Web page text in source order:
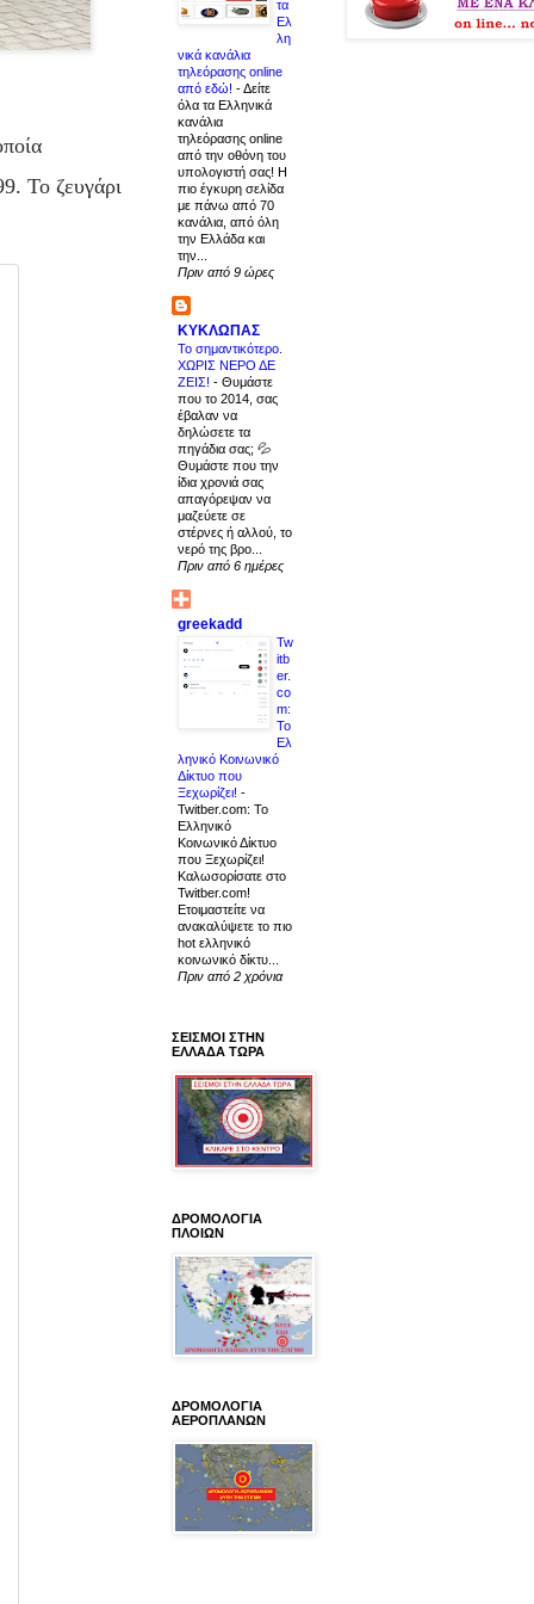
Το ζευγάρι
τα
Ελ
λη
νικά κανάλια
τηλεόρασης online
από εδώ! -Δείτε
όλα τα Ελληνικά
κανάλια
τηλεόρασης online
από την οθόνη του
υπολογιστή σας! Η
πιο έγκυρη σελίδα
με πάνω από 70
κανάλια, από όλη
την Ελλάδα και
την...
Πριν από 9 ώρες
ΚΥΚΛΩΠΑΣ
Το σημαντικότερο.
ΧΩΡΙΣ ΝΕΡΟ ΔΕ
ΖΕΙΣ! - Θυμάστε
που το 2014, σας
έβαλαν να
δηλώσετε τα
πηγάδια σας; 💦
Θυμάστε που την
ίδια χρονιά σας
απαγόρεψαν να
μαζεύετε σε
στέρνες ή αλλού, το
νερό της βρο...
Πριν από 6 ημέρες
greekadd
Tw
itb
er.
co
m:
Το
Ελ
ληνικό Κοινωνικό
Δίκτυο που
Ξεχωρίζει! -
Twitber.com: Το
Ελληνικό
Κοινωνικό Δίκτυο
που Ξεχωρίζει!
Καλωσορίσατε στο
Twitber.com!
Ετοιμαστείτε να
ανακαλύψετε το πιο
hot ελληνικό
κοινωνικό δίκτυ...
Πριν από 2 χρόνια
ΣΕΙΣΜΟΙ ΣΤΗΝ
ΕΛΛΑΔΑ ΤΩΡΑ
ΔΡΟΜΟΛΟΓΙΑ
ΠΛΟΙΩΝ
ΔΡΟΜΟΛΟΓΙΑ
ΑΕΡΟΠΛΑΝΩΝ